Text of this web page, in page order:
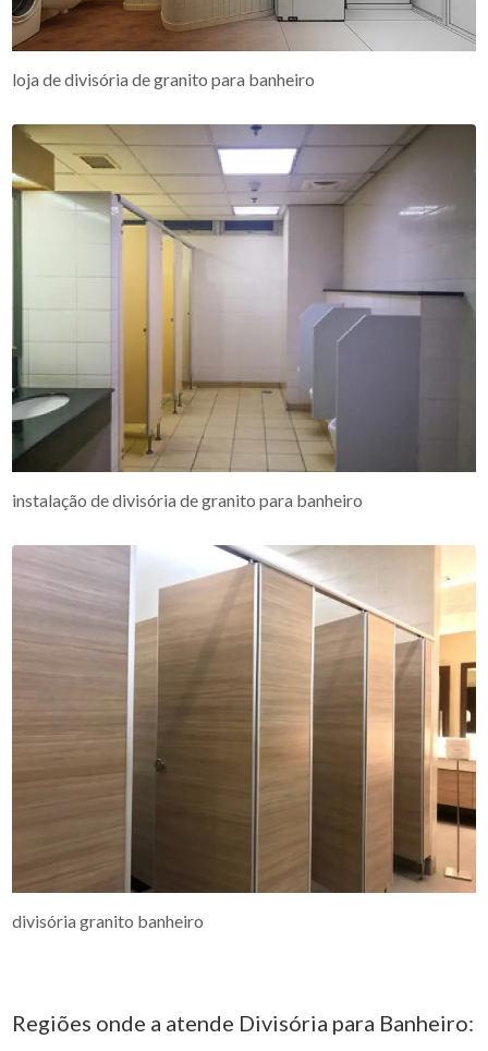
loja de divisória de granito para banheiro
instalação de divisória de granito para banheiro
divisória granito banheiro
Regiões onde a atende Divisória para Banheiro: